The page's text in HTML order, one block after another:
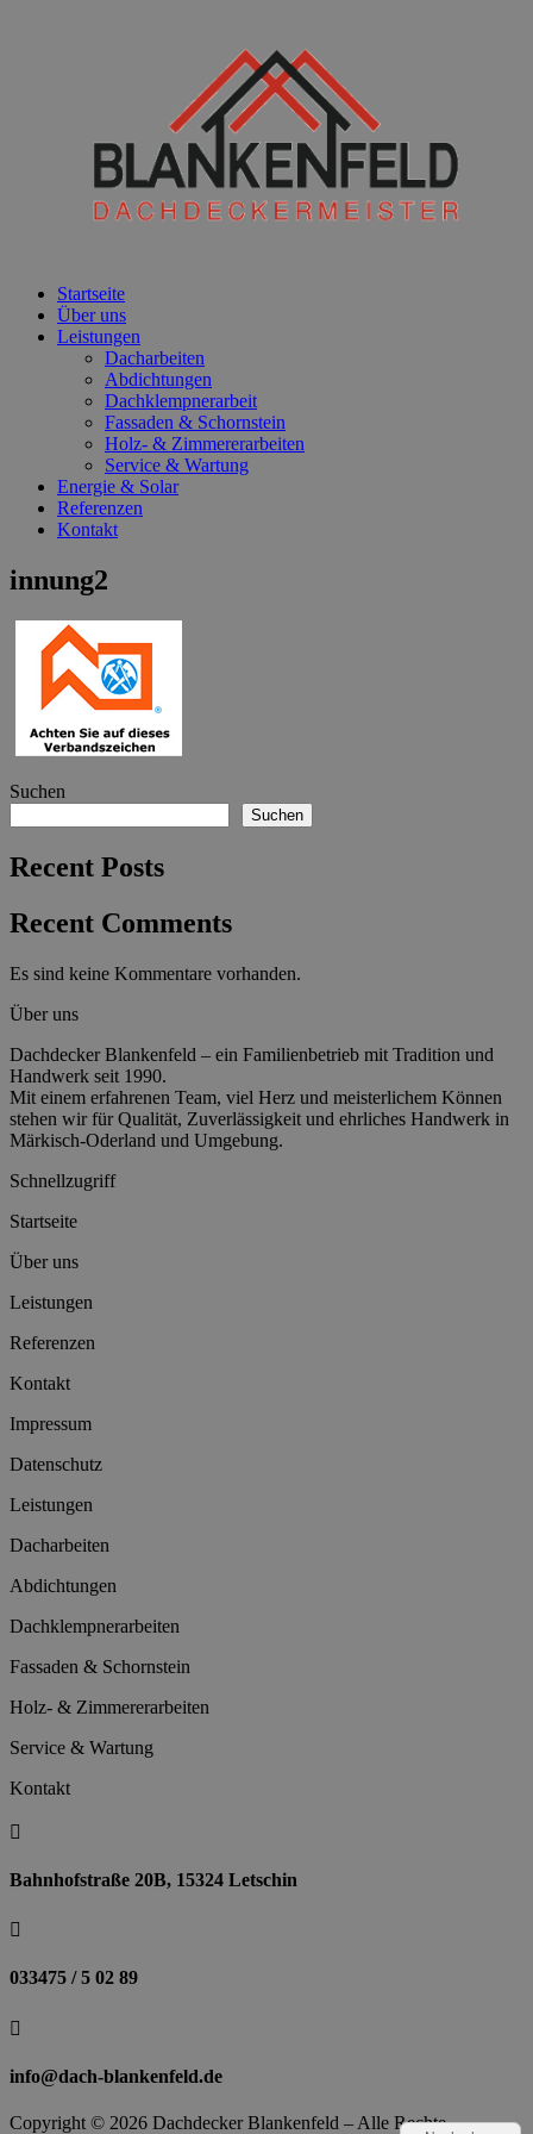
Startseite
Über uns
Leistungen
Dacharbeiten
Abdichtungen
Dachklempnerarbeit
Fassaden & Schornstein
Holz- & Zimmererarbeiten
Service & Wartung
Energie & Solar
Referenzen
Kontakt
innung2
Suchen
Suchen
Recent Posts
Recent Comments
Es sind keine Kommentare vorhanden.
Über uns
Dachdecker Blankenfeld – ein Familienbetrieb mit Tradition und
Handwerk seit 1990.
Mit einem erfahrenen Team, viel Herz und meisterlichem Können
stehen wir für Qualität, Zuverlässigkeit und ehrliches Handwerk in
Märkisch-Oderland und Umgebung.
Schnellzugriff
Startseite
Über uns
Leistungen
Referenzen
Kontakt
Impressum
Datenschutz
Leistungen
Dacharbeiten
Abdichtungen
Dachklempnerarbeiten
Fassaden & Schornstein
Holz- & Zimmererarbeiten
Service & Wartung
Kontakt

Bahnhofstraße 20B, 15324 Letschin

033475 / 5 02 89

info@dach-blankenfeld.de
Copyright © 2026 Dachdecker Blankenfeld – Alle Rechte